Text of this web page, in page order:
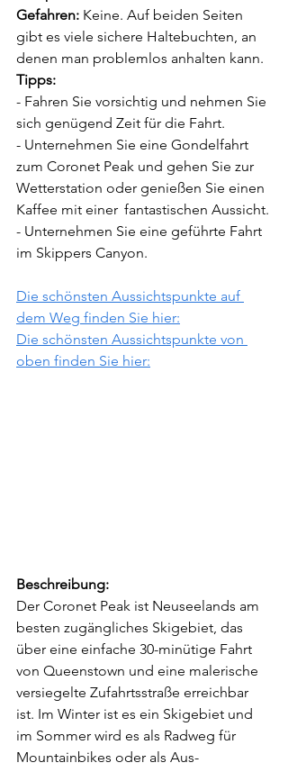
Gefahren: Keine. Auf beiden Seiten
gibt es viele sichere Haltebuchten, an
denen man problemlos anhalten kann.
Tipps:
- Fahren Sie vorsichtig und nehmen Sie
sich genügend Zeit für die Fahrt.
- Unternehmen Sie eine Gondelfahrt
zum Coronet Peak und gehen Sie zur
Wetterstation oder ge­nießen Sie einen
Kaffee mit einer 	fantastischen Aussicht.
- Unternehmen Sie eine geführte Fahrt
im Skippers Canyon.
Die schönsten Aussichtspunkte auf
dem Weg finden Sie hier:
Die schönsten Aussichtspunkte von
oben finden Sie hier:
Beschreibung:
Der Coronet Peak ist Neuseelands am
besten zugängliches Skigebiet, das
über eine einfache 30-minütige Fahrt
von Queenstown und eine malerische
versiegelte Zufahrtsstraße erreichbar
ist. Im Winter ist es ein Skigebiet und
im Sommer wird es als Radweg für
Mountainbikes oder als Aus­